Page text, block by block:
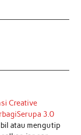
Creative
3.0
atau mengutip